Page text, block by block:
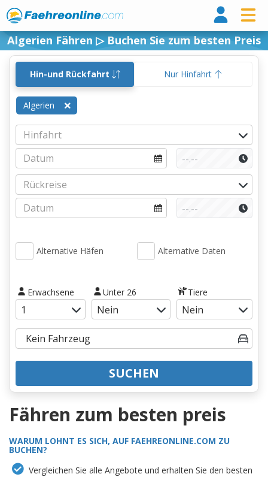
Algerien Fähren ▷ Buchen Sie zum besten Preis
Hin-und Rückfahrt Nur Hinfahrt
Algerien
Alternative Häfen Alternative Daten
Erwachsene Unter 26 Tiere
SUCHEN
Fähren zum besten preis
WARUM LOHNT ES SICH, AUF FAEHREONLINE.COM ZU
BUCHEN?
Vergleichen Sie alle Angebote und erhalten Sie den besten